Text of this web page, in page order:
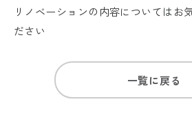
リノベーションの内容についてはお
ださい
一覧に戻る